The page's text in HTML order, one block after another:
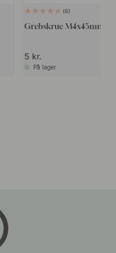
6
Grebskrue M4x45mm -
5 kr.
På lager